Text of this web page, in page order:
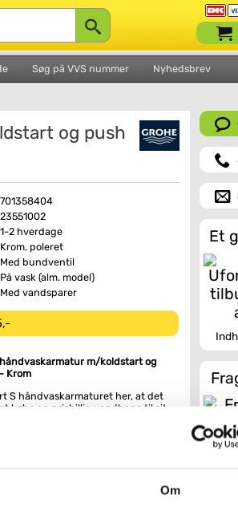
Om
Søg på VVS nummer Nyhedsbrev
og push
701358404
23551002
1-2 hverdage
Krom, poleret
Med bundventil
På vask (alm. model)
Med vandsparer
m/koldstart og
Krom
S håndvaskarmaturet her, at det
købe en prisbillig vandhane til sit
i midterposition, kommer der kun
Et
Fri